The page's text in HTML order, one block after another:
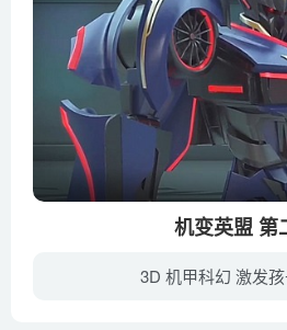
机变英盟 第
3D 机甲科幻 激发